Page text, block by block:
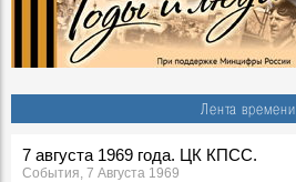
Лента времени
7 августа 1969 года. ЦК КПСС.
События, 7 Августа 1969